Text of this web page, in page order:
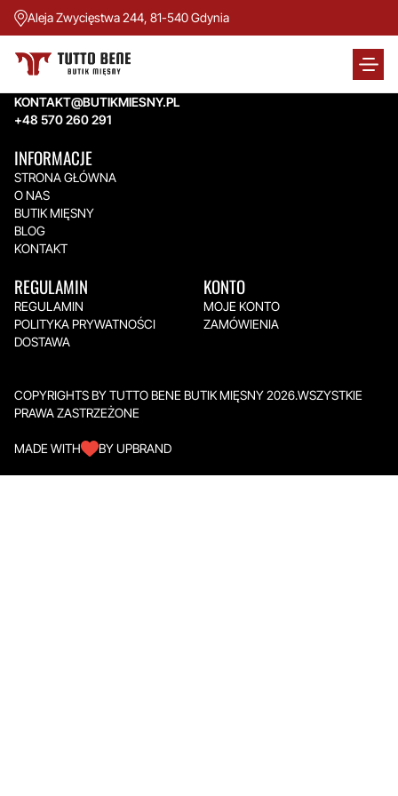
Aleja Zwycięstwa 244, 81-540 Gdynia
TUTTO BENE BUTIK MIĘSNY
Aleja Zwycięstwa 244,
KONTAKT@BUTIKMIESNY.PL
+48 570 260 291
INFORMACJE
STRONA GŁÓWNA
O NAS
BUTIK MIĘSNY
BLOG
KONTAKT
REGULAMIN
REGULAMIN
POLITYKA PRYWATNOŚCI
DOSTAWA
KONTO
MOJE KONTO
ZAMÓWIENIA
COPYRIGHTS BY TUTTO BENE BUTIK MIĘSNY 2026.WSZYSTKIE
PRAWA ZASTRZEŻONE
MADE WITH BY UPBRAND